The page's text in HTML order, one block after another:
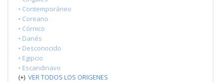
• Contemporáneo
• Coreano
• Córnico
• Danés
• Desconocido
• Egipcio
• Escandinavo
(+) VER TODOS LOS ORIGENES